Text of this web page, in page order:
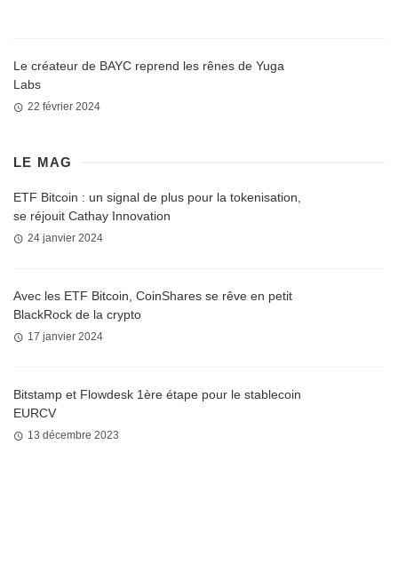
Le créateur de BAYC reprend les rênes de Yuga
Labs
22 février 2024
LE MAG
ETF Bitcoin : un signal de plus pour la tokenisation,
se réjouit Cathay Innovation
24 janvier 2024
Avec les ETF Bitcoin, CoinShares se rêve en petit
BlackRock de la crypto
17 janvier 2024
Bitstamp et Flowdesk 1ère étape pour le stablecoin
EURCV
13 décembre 2023